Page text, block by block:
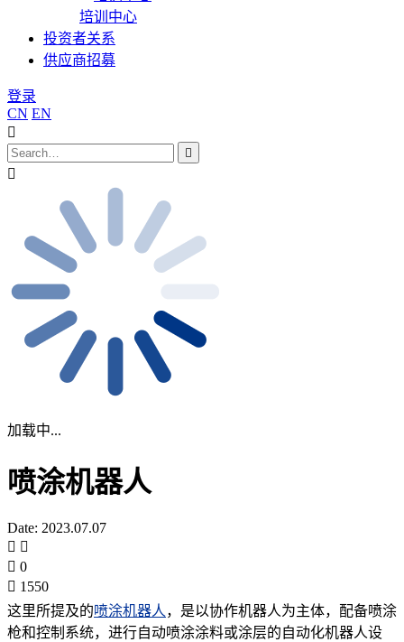
培训中心
投资者关系
供应商招募
登录
CN EN
加载中...
喷涂机器人
Date: 2023.07.07
0
1550
这里所提及的喷涂机器人 ，是以协作机器人为主体，配备喷涂
枪和控制系统，进行自动喷涂涂料或涂层的自动化机器人设